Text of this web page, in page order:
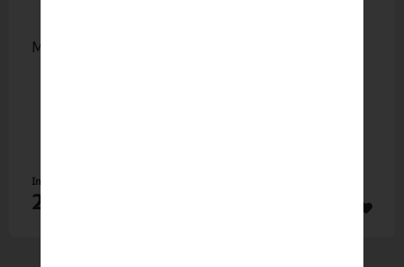
MAN F90 Sattelzug DB
Inhalt
24,90 €